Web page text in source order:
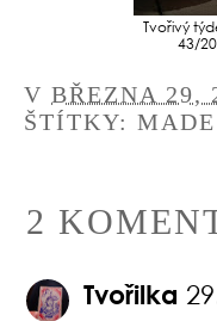
Tvořivý
43/
V BŘEZNA 29,
ŠTÍTKY:
2
Tvořilka